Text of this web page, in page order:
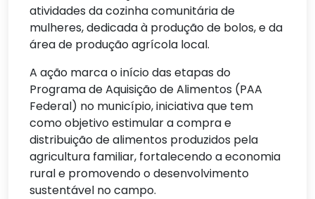
atividades da cozinha comunitária de
mulheres, dedicada à produção de bolos, e da
área de produção agrícola local.
A ação marca o início das etapas do
Programa de Aquisição de Alimentos (PAA
Federal) no município, iniciativa que tem
como objetivo estimular a compra e
distribuição de alimentos produzidos pela
agricultura familiar, fortalecendo a economia
rural e promovendo o desenvolvimento
sustentável no campo.